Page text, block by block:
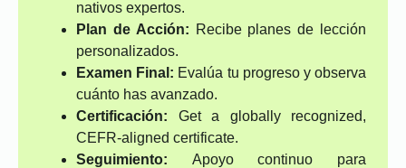
nativos expertos.
Plan de Acción: Recibe planes de lección
personalizados.
Examen Final: Evalúa tu progreso y observa
cuánto has avanzado.
Certificación: Get a globally recognized,
CEFR-aligned certificate.
Seguimiento: Apoyo continuo para